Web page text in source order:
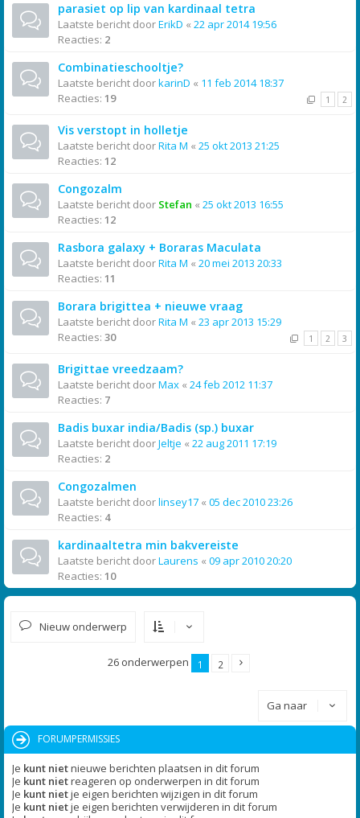
parasiet op lip van kardinaal tetra
Laatste bericht doorErikD « 22 apr 2014 19:56
Reacties: 2
Combinatieschooltje?
Laatste bericht doorkarinD « 11 feb 2014 18:37
Reacties: 19 1 2
Vis verstopt in holletje
Laatste bericht doorRita M « 25 okt 2013 21:25
Reacties: 12
Congozalm
Laatste bericht door Stefan « 25 okt 2013 16:55
Reacties: 12
Rasbora galaxy + Boraras Maculata
Laatste bericht doorRita M « 20 mei 2013 20:33
Reacties: 11
Borara brigittea + nieuwe vraag
Laatste bericht doorRita M « 23 apr 2013 15:29
Reacties: 30 1 2 3
Brigittae vreedzaam?
Laatste bericht doorMax « 24 feb 2012 11:37
Reacties: 7
Badis buxar india/Badis (sp.) buxar
Laatste bericht doorJeltje « 22 aug 2011 17:19
Reacties: 2
Congozalmen
Laatste bericht doorlinsey17 « 05 dec 2010 23:26
Reacties: 4
kardinaaltetra min bakvereiste
Laatste bericht doorLaurens « 09 apr 2010 20:20
Reacties: 10
Nieuw onderwerp
26 onderwerpen 1 2
Ga naar
FORUMPERMISSIES
Je kunt nietnieuwe berichten plaatsen in dit forum
Je kunt nietreageren op onderwerpen in dit forum
Je kunt nietje eigen berichten wijzigen in dit forum
Je kunt nietje eigen berichten verwijderen in dit forum